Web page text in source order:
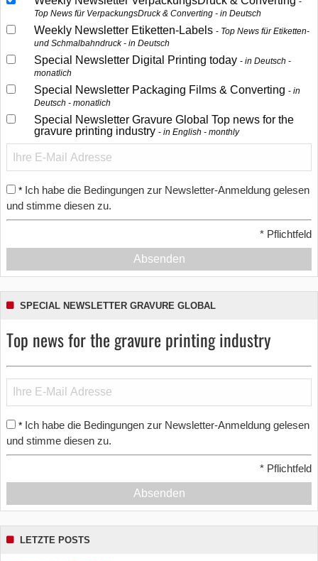
Top News für VerpackungsDruck & Converting - in Deutsch
Weekly Newsletter Etiketten-Labels
Top News für Etiketten-
und Schmalbahndruck - in Deutsch
Special Newsletter Digital Printing today
in Deutsch -
monatlich
Special Newsletter Packaging Films & Converting
in
Deutsch - monatlich
Special Newsletter Gravure Global Top news for the
gravure printing industry
in English - monthly
* Ich habe die Bedingungen zur Newsletter-Anmeldung gelesen
und stimme diesen zu.
* Pflichtfeld
Absenden
SPECIAL NEWSLETTER GRAVURE GLOBAL
Top news for the gravure printing industry
* Ich habe die Bedingungen zur Newsletter-Anmeldung gelesen
und stimme diesen zu.
* Pflichtfeld
Absenden
LETZTE POSTS